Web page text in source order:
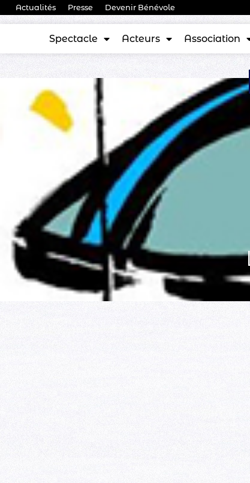
Actualités Presse Devenir Bénévole
Spectacle Acteurs Association